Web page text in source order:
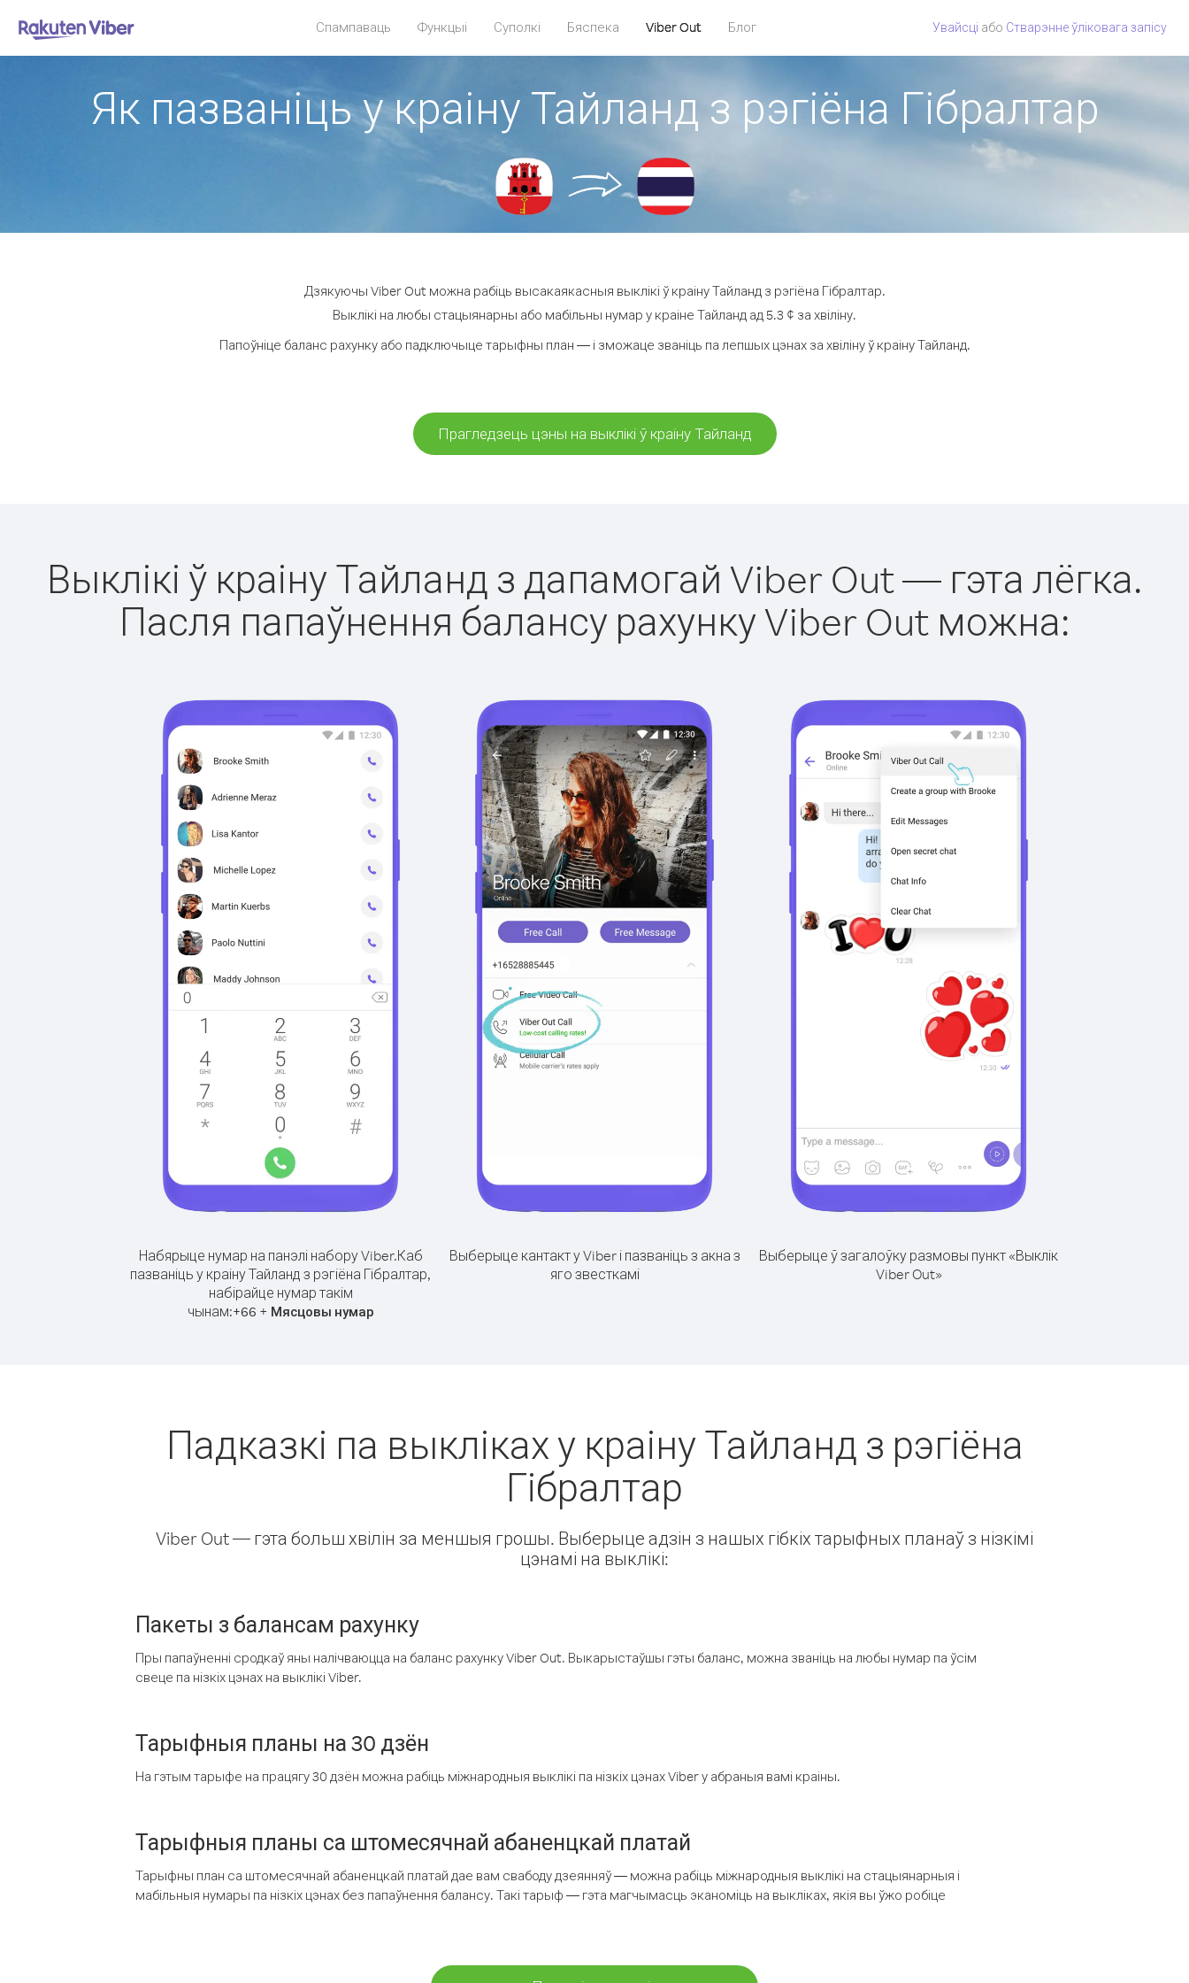
Спампаваць Функцыі Суполкі Бяспека Viber Out Блог Увайсці або Стварэнне ўліковага запісу
Як пазваніць у краіну Тайланд з рэгіёна Гібралтар
Дзякуючы Viber Out можна рабіць высакаякасныя выклікі ў краіну Тайланд з рэгіёна Гібралтар.
Выклікі на любы стацыянарны або мабільны нумар у краіне Тайланд ад 5.3 ¢ за хвіліну.
Папоўніце баланс рахунку або падключыце тарыфны план — і зможаце званіць па лепшых цэнах за хвіліну ў краіну Тайланд.
Прагледзець цэны на выклікі ў краіну Тайланд
Выклікі ў краіну Тайланд з дапамогай Viber Out — гэта лёгка.
Пасля папаўнення балансу рахунку Viber Out можна:
Набярыце нумар на панэлі набору Viber.Каб
пазваніць у краіну Тайланд з рэгіёна Гібралтар,
набірайце нумар такім
чынам:+66 + Мясцовы нумар
Выберыце кантакт у Viber і пазваніць з акна з
яго звесткамі
Выберыце ў загалоўку размовы пункт «Выклік
Viber Out»
Падказкі па выкліках у краіну Тайланд з рэгіёна
Гібралтар
Viber Out — гэта больш хвілін за меншыя грошы. Выберыце адзін з нашых гібкіх тарыфных планаў з нізкімі
цэнамі на выклікі:
Пакеты з балансам рахунку
Пры папаўненні сродкаў яны налічваюцца на баланс рахунку Viber Out. Выкарыстаўшы гэты баланс, можна званіць на любы нумар па ўсім
свеце па нізкіх цэнах на выклікі Viber.
Тарыфныя планы на 30 дзён
На гэтым тарыфе на працягу 30 дзён можна рабіць міжнародныя выклікі па нізкіх цэнах Viber у абраныя вамі краіны.
Тарыфныя планы са штомесячнай абаненцкай платай
Тарыфны план са штомесячнай абаненцкай платай дае вам свабоду дзеянняў — можна рабіць міжнародныя выклікі на стацыянарныя і
мабільныя нумары па нізкіх цэнах без папаўнення балансу. Такі тарыф — гэта магчымасць эканоміць на выкліках, якія вы ўжо робіце